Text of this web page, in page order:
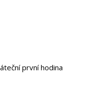
první hodina